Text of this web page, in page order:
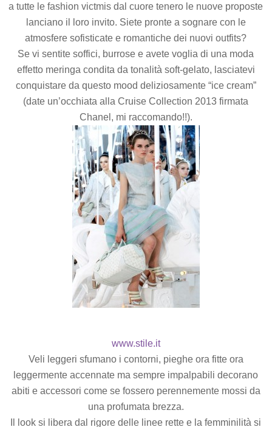
a tutte le fashion victmis dal cuore tenero le nuove proposte
lanciano il loro invito. Siete pronte a sognare con le
atmosfere sofisticate e romantiche dei nuovi outfits?
Se vi sentite soffici, burrose e avete voglia di una moda
effetto meringa condita da tonalità soft-gelato, lasciatevi
conquistare da questo mood deliziosamente “ice cream”
(date un’occhiata alla Cruise Collection 2013 firmata
Chanel, mi raccomando!!).
www.stile.it
Veli leggeri sfumano i contorni, pieghe ora fitte ora
leggermente accennate ma sempre impalpabili decorano
abiti e accessori come se fossero perennemente mossi da
una profumata brezza.
Il look si libera dal rigore delle linee rette e la femminilità si